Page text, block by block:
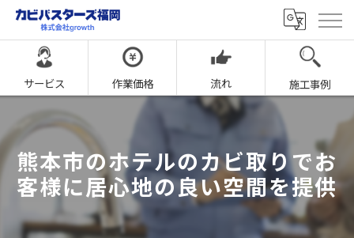
サービス 作業価格 流れ 施工事例
熊本市のホテルのカビ取りでお
客様に居心地の良い空間を提供